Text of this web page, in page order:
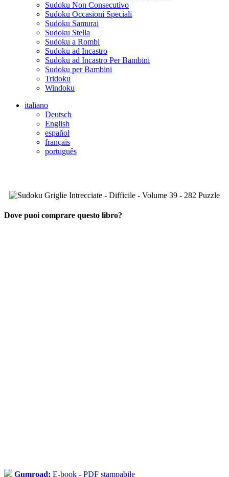
Sudoku Non Consecutivo
Sudoku Occasioni Speciali
Sudoku Samurai
Sudoku Stella
Sudoku a Rombi
Sudoku ad Incastro
Sudoku ad Incastro Per Bambini
Sudoku per Bambini
Tridoku
Windoku
italiano
Deutsch
English
español
français
português
Dove puoi comprare questo libro?
Gumroad: E-book - PDF stampabile